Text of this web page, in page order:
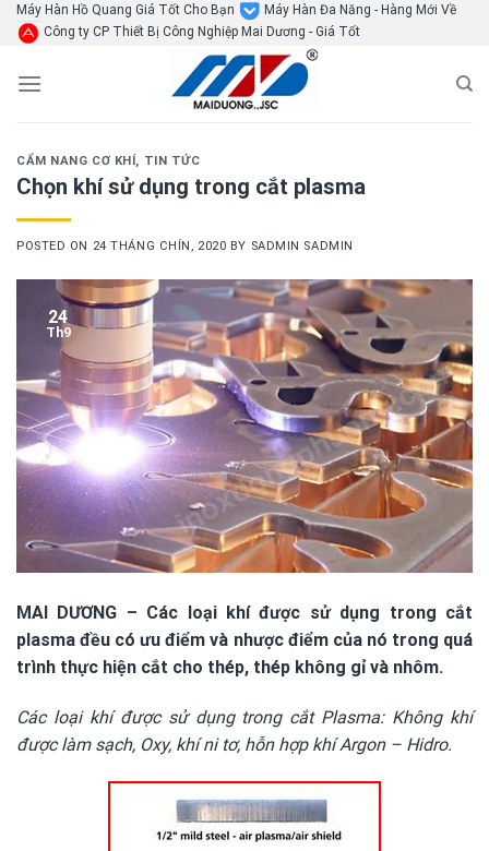
SkipMáy Hàn Hồ Quang Giá Tốt Cho Bạn
Máy Hàn Đa Năng - Hàng Mới Về
Công ty CP Thiết Bị Công Nghiệp Mai Dương - Giá Tốt
CẨM NANG CƠ KHÍ, TIN TỨC
Chọn khí sử dụng trong cắt plasma
POSTED ON 24 THÁNG CHÍN, 2020 BY SADMIN SADMIN
24
Th9
MAI DƯƠNG – Các loại khí được sử dụng trong cắt
plasma đều có ưu điểm và nhược điểm của nó trong quá
trình thực hiện cắt cho thép, thép không gỉ và nhôm.
Các loại khí được sử dụng trong cắt Plasma: Không khí
được làm sạch, Oxy, khí ni tơ, hỗn hợp khí Argon – Hidro.